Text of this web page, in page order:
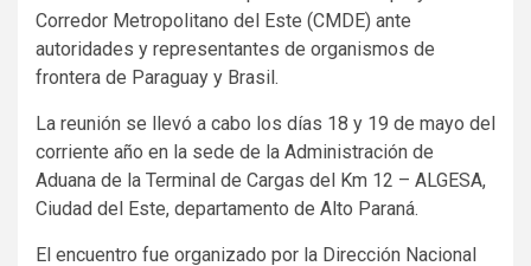
Corredor Metropolitano del Este (CMDE) ante
autoridades y representantes de organismos de
frontera de Paraguay y Brasil.
La reunión se llevó a cabo los días 18 y 19 de mayo del
corriente año en la sede de la Administración de
Aduana de la Terminal de Cargas del Km 12 – ALGESA,
Ciudad del Este, departamento de Alto Paraná.
El encuentro fue organizado por la Dirección Nacional